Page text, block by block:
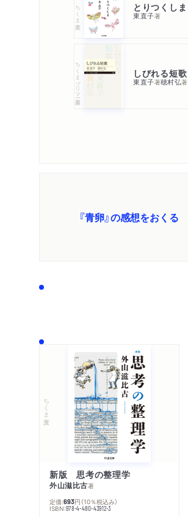
ちくま文庫 とりつくしま
東直子著
ちくまプリマー新書 しびれる短歌
東直子著穂村弘著
『青卵』の感想をおくる
ちくま文庫
新版 思考の整理学
外山滋比古著
定価:693円 （10％税込み）
ISBN:978-4-480-43912-3